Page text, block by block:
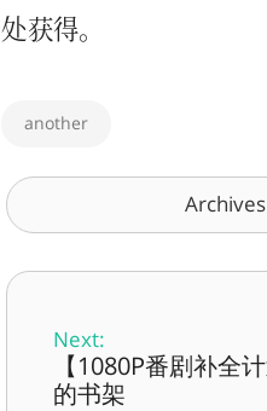
处获得。
another
Archives
Next:
【1080P番剧补全
的书架